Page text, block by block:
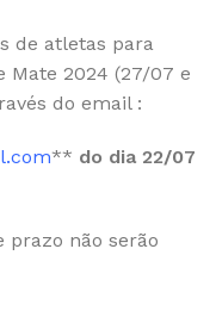
de atletas para
Mate 2024 (27/07 e
do email :
** do dia 22/07
prazo não serão